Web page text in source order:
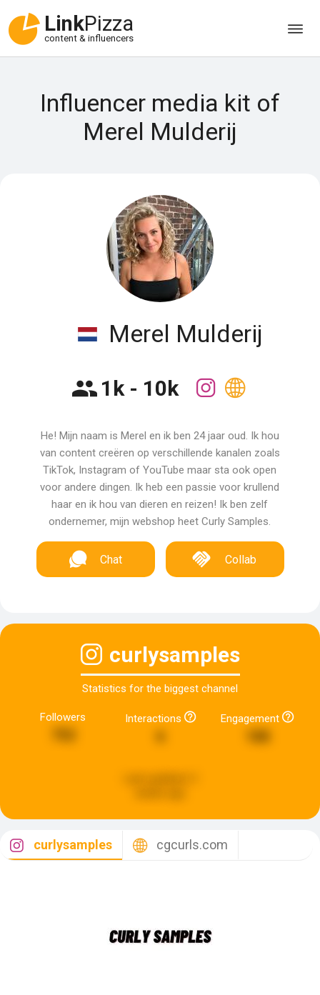
LinkPizza
content & influencers
Influencer media kit of
Merel Mulderij
Merel Mulderij
1k - 10k
He! Mijn naam is Merel en ik ben 24 jaar oud. Ik hou
van content creëren op verschillende kanalen zoals
TikTok, Instagram of YouTube maar sta ook open
voor andere dingen. Ik heb een passie voor krullend
haar en ik hou van dieren en reizen! Ik ben zelf
ondernemer, mijn webshop heet Curly Samples.
Chat Collab
curlysamples
Statistics for the biggest channel
Followers Interactions Engagement
188
curlysamples cgcurls.com